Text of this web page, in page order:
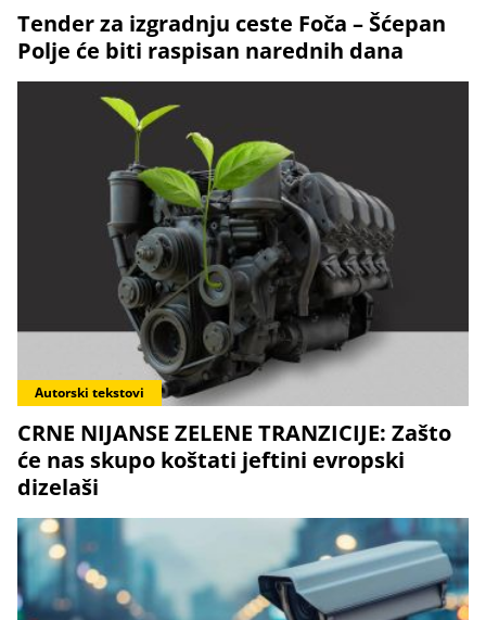
Tender za izgradnju ceste Foča – Šćepan
Polje će biti raspisan narednih dana
Autorski tekstovi
CRNE NIJANSE ZELENE TRANZICIJE: Zašto
će nas skupo koštati jeftini evropski
dizelaši